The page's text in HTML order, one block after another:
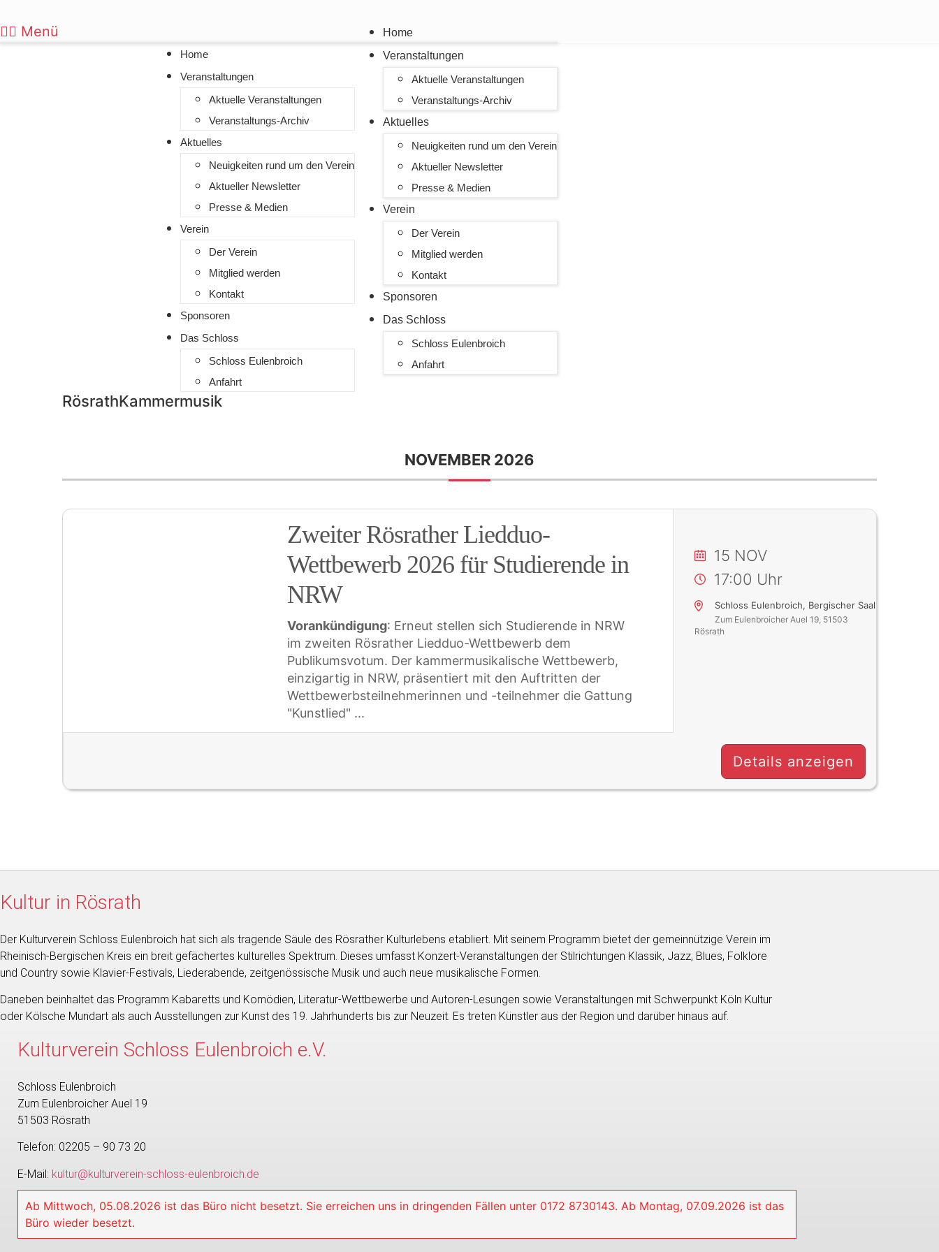
Inhalt
Home
Veranstaltungen
Aktuelle Veranstaltungen
Veranstaltungs-Archiv
Aktuelles
Neuigkeiten rund um den Verein
Aktueller Newsletter
Presse & Medien
Verein
Der Verein
Mitglied werden
Kontakt
Sponsoren
Das Schloss
Schloss Eulenbroich
Anfahrt
Menü
Home
Veranstaltungen
Aktuelle Veranstaltungen
Veranstaltungs-Archiv
Aktuelles
Neuigkeiten rund um den Verein
Aktueller Newsletter
Presse & Medien
Verein
Der Verein
Mitglied werden
Kontakt
Sponsoren
Das Schloss
Schloss Eulenbroich
Anfahrt
RösrathKammermusik
NOVEMBER 2026
Zweiter Rösrather Liedduo-
Wettbewerb 2026 für Studierende in
NRW
Vorankündigung: Erneut stellen sich Studierende in NRW
im zweiten Rösrather Liedduo-Wettbewerb dem
Publikumsvotum. Der kammermusikalische Wettbewerb,
einzigartig in NRW, präsentiert mit den Auftritten der
Wettbewerbsteilnehmerinnen und -teilnehmer die Gattung
"Kunstlied" ...
15 NOV
17:00
Schloss Eulenbroich, Bergischer Saal
Zum Eulenbroicher Auel 19, 51503
Rösrath
Details anzeigen
Kultur in Rösrath
Der Kulturverein Schloss Eulenbroich hat sich als tragende Säule des Rösrather Kulturlebens etabliert. Mit seinem Programm bietet der gemeinnützige Verein im
Rheinisch-Bergischen Kreis ein breit gefächertes kulturelles Spektrum. Dieses umfasst Konzert-Veranstaltungen der Stilrichtungen Klassik, Jazz, Blues, Folklore
und Country sowie Klavier-Festivals, Liederabende, zeitgenössische Musik und auch neue musikalische Formen.
Daneben beinhaltet das Programm Kabaretts und Komödien, Literatur-Wettbewerbe und Autoren-Lesungen sowie Veranstaltungen mit Schwerpunkt Köln Kultur
oder Kölsche Mundart als auch Ausstellungen zur Kunst des 19. Jahrhunderts bis zur Neuzeit. Es treten Künstler aus der Region und darüber hinaus auf.
Kulturverein Schloss Eulenbroich e.V.
Schloss Eulenbroich
Zum Eulenbroicher Auel 19
51503 Rösrath
Telefon: 02205 – 90 73 20
E-Mail: kultur@kulturverein-schloss-eulenbroich.de
Ab Mittwoch, 05.08.2026 ist das Büro nicht besetzt. Sie erreichen uns in dringenden Fällen unter 0172 8730143. Ab Montag, 07.09.2026 ist das
Büro wieder besetzt.